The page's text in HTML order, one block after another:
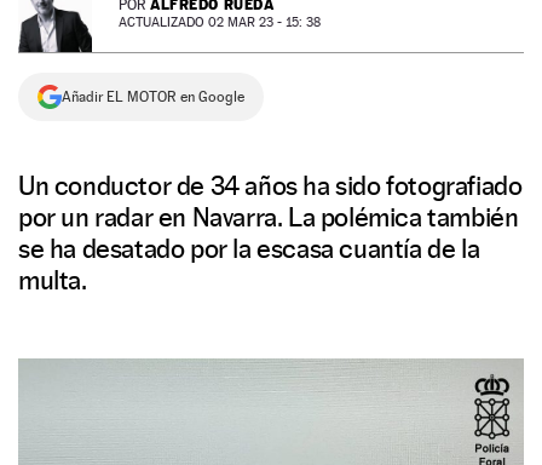
NEWSLETTER
SÍGUENOS
POR ALFREDO RUEDA
ACTUALIZADO 02 MAR 23 - 15: 38
Añadir EL MOTOR en Google
Un conductor de 34 años ha sido fotografiado
por un radar en Navarra. La polémica también
se ha desatado por la escasa cuantía de la
multa.